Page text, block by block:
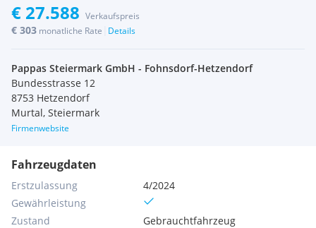
€ 27.588 Verkaufspreis
€ 303 monatliche Rate Details
Pappas Steiermark GmbH - Fohnsdorf-Hetzendorf
Bundesstrasse 12
8753 Hetzendorf
Murtal, Steiermark
Firmenwebsite
Fahrzeugdaten
Erstzulassung
4/2024
Gewährleistung
Zustand
Gebrauchtfahrzeug